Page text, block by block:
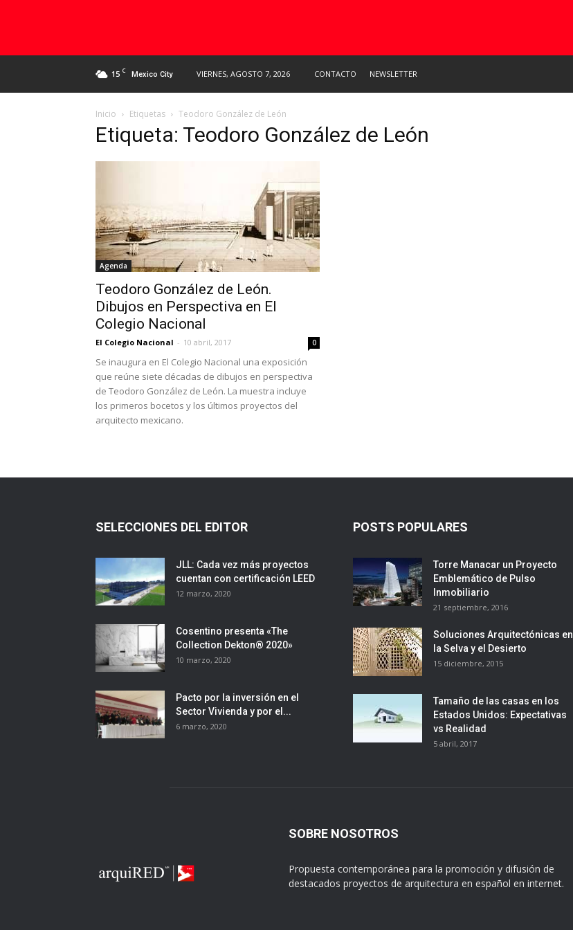
15 C Mexico City VIERNES, AGOSTO 7, 2026 CONTACTO NEWSLETTER
Inicio Etiquetas Teodoro González de León
Etiqueta: Teodoro González de León
Agenda
Teodoro González de León.
Dibujos en Perspectiva en El
Colegio Nacional
El Colegio Nacional - 10 abril, 2017 0
Se inaugura en El Colegio Nacional una exposición
que reúne siete décadas de dibujos en perspectiva
de Teodoro González de León. La muestra incluye
los primeros bocetos y los últimos proyectos del
arquitecto mexicano.
SELECCIONES DEL EDITOR
JLL: Cada vez más proyectos
cuentan con certificación LEED
12 marzo, 2020
Cosentino presenta «The
Collection Dekton® 2020»
10 marzo, 2020
Pacto por la inversión en el
Sector Vivienda y por el...
6 marzo, 2020
POSTS POPULARES
Torre Manacar un Proyecto
Emblemático de Pulso
Inmobiliario
21 septiembre, 2016
Soluciones Arquitectónicas en
la Selva y el Desierto
15 diciembre, 2015
Tamaño de las casas en los
Estados Unidos: Expectativas
vs Realidad
5 abril, 2017
SOBRE NOSOTROS
Propuesta contemporánea para la promoción y difusión de
destacados proyectos de arquitectura en español en internet.